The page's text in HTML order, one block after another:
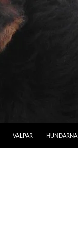
VALPAR HUNDARNA